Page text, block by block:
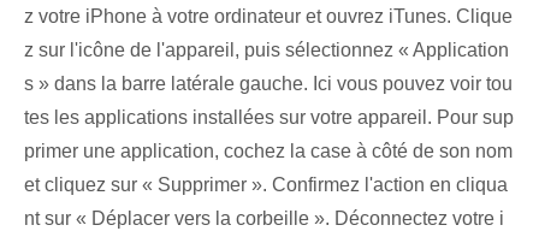
z votre iPhone à votre ordinateur et ouvrez iTunes. Clique
z sur l'icône de l'appareil, puis sélectionnez « Application
s »⁢ dans la barre latérale gauche. Ici vous pouvez voir tou
tes les applications installées sur votre appareil. Pour sup
primer une application, cochez la case à côté de son nom
et cliquez sur « Supprimer ». ⁢Confirmez‌ l'action⁣ en cliqua
nt⁣ sur « Déplacer vers la corbeille ». Déconnectez votre i